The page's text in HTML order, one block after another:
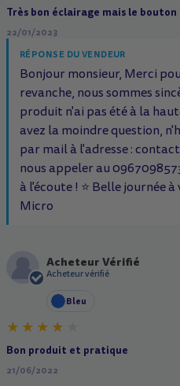
Très bon éclairage mais le
22/01/2023
RÉPONSE DU VENDEUR
Bonjour monsieur, Merci
revanche, nous sommes
produit n'ai pas été à la
avez la moindre question,
par mail à l'adresse :
nous appeler au
à l'écoute ! ⭐ Belle journée
Micro
A
Acheteur Vérifié
Acheteur vérifié
Bleu
Bon produit et pratique
21/06/2022